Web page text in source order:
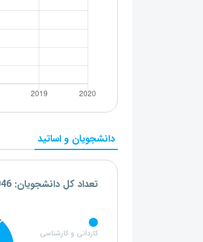
دانشجویان و اساتید
تعداد کل دانشجویان: 10٬046
کاردانی و کارشناسی